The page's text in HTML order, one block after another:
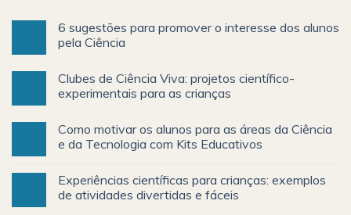
6 sugestões para promover o interesse dos alunos
pela Ciência
Clubes de Ciência Viva: projetos científico-
experimentais para as crianças
Como motivar os alunos para as áreas da Ciência
e da Tecnologia com Kits Educativos
Experiências científicas para crianças: exemplos
de atividades divertidas e fáceis